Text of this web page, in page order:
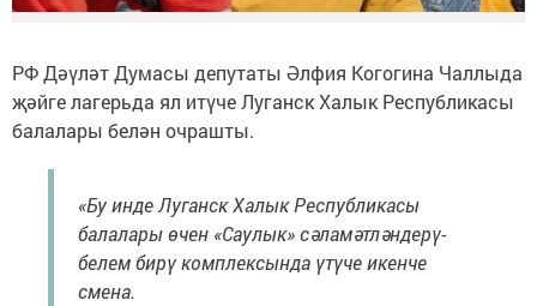
РФ Дәүләт Думасы депутаты Әлфия Когогина Чаллыда
җәйге лагерьда ял итүче Луганск Халык Республикасы
балалары белән очрашты.
«Бу инде Луганск Халык Республикасы
балалары өчен «Саулык» сәламәтләндерү-
белем бирү комплексында үтүче икенче
смена.